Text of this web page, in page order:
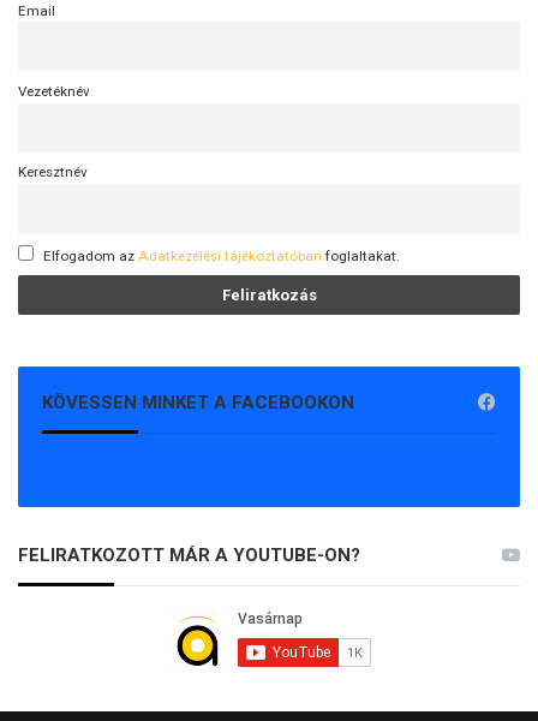
Email
Vezetéknév
Keresztnév
Elfogadom az Adatkezelési tájékoztatóban foglaltakat.
KÖVESSEN MINKET A FACEBOOKON
FELIRATKOZOTT MÁR A YOUTUBE-ON?